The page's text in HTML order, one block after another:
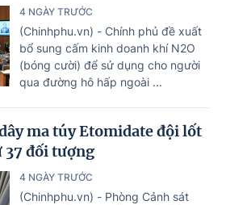
4 NGÀY TRƯỚC
(Chinhphu.vn) - Chính phủ đề xuất
bổ sung cấm kinh doanh khí N2O
(bóng cười) để sử dụng cho người
qua đường hô hấp ngoài ...
ma túy Etomidate đội lốt
37 đối tượng
4 NGÀY TRƯỚC
(Chinhphu.vn) - Phòng Cảnh sát